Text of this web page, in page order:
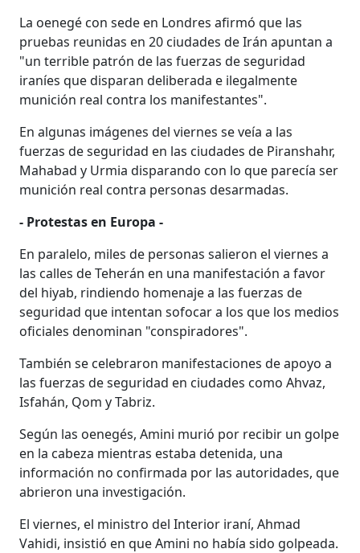
La oenegé con sede en Londres afirmó que las
pruebas reunidas en 20 ciudades de Irán apuntan a
"un terrible patrón de las fuerzas de seguridad
iraníes que disparan deliberada e ilegalmente
munición real contra los manifestantes".
En algunas imágenes del viernes se veía a las
fuerzas de seguridad en las ciudades de Piranshahr,
Mahabad y Urmia disparando con lo que parecía ser
munición real contra personas desarmadas.
- Protestas en Europa -
En paralelo, miles de personas salieron el viernes a
las calles de Teherán en una manifestación a favor
del hiyab, rindiendo homenaje a las fuerzas de
seguridad que intentan sofocar a los que los medios
oficiales denominan "conspiradores".
También se celebraron manifestaciones de apoyo a
las fuerzas de seguridad en ciudades como Ahvaz,
Isfahán, Qom y Tabriz.
Según las oenegés, Amini murió por recibir un golpe
en la cabeza mientras estaba detenida, una
información no confirmada por las autoridades, que
abrieron una investigación.
El viernes, el ministro del Interior iraní, Ahmad
Vahidi, insistió en que Amini no había sido golpeada.